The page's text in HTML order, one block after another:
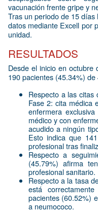
vacunación frente gripe y
Tras un periodo de 15
datos mediante Excell por
unidad.
RESULTADOS
Desde el inicio en
190 pacientes (45.34%)
Respecto a las
Fase 2: cita médica
enfermera
médico y con
acudido a ningún
Esto indica que
profesional tras
Respecto a
(45.79%) afirma
profesional sanitario.
Respecto a la tasa
está
pacientes (60.52%)
a neumococo.